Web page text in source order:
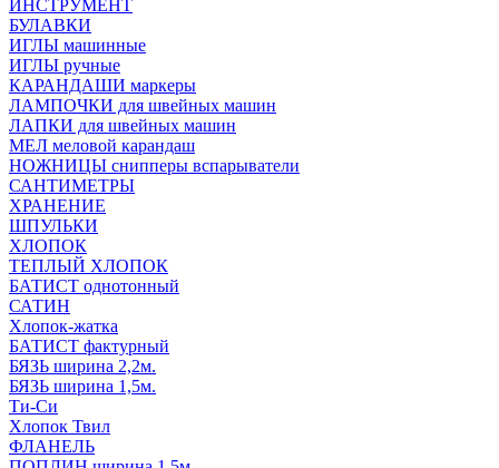
ИНСТРУМЕНТ
БУЛАВКИ
ИГЛЫ машинные
ИГЛЫ ручные
КАРАНДАШИ маркеры
ЛАМПОЧКИ для швейных машин
ЛАПКИ для швейных машин
МЕЛ меловой карандаш
НОЖНИЦЫ снипперы вспарыватели
САНТИМЕТРЫ
ХРАНЕНИЕ
ШПУЛЬКИ
ХЛОПОК
ТЕПЛЫЙ ХЛОПОК
БАТИСТ однотонный
САТИН
Хлопок-жатка
БАТИСТ фактурный
БЯЗЬ ширина 2,2м.
БЯЗЬ ширина 1,5м.
Ти-Си
Хлопок Твил
ФЛАНЕЛЬ